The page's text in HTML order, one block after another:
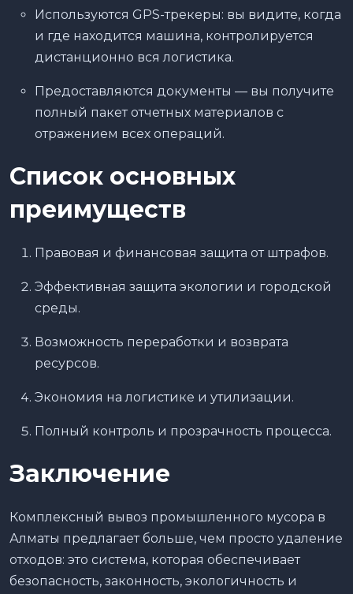
Используются GPS-трекеры: вы видите, когда
и где находится машина, контролируется
дистанционно вся логистика.
Предоставляются документы — вы получите
полный пакет отчетных материалов с
отражением всех операций.
Список основных
преимуществ
Правовая и финансовая защита от штрафов.
Эффективная защита экологии и городской
среды.
Возможность переработки и возврата
ресурсов.
Экономия на логистике и утилизации.
Полный контроль и прозрачность процесса.
Заключение
Комплексный вывоз промышленного мусора в
Алматы предлагает больше, чем просто удаление
отходов: это система, которая обеспечивает
безопасность, законность, экологичность и